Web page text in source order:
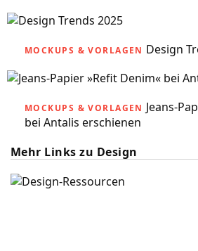
MOCKUPS & VORLAGEN Design
MOCKUPS & VORLAGEN Jeans-
bei Antalis erschienen
Mehr Links zu Design